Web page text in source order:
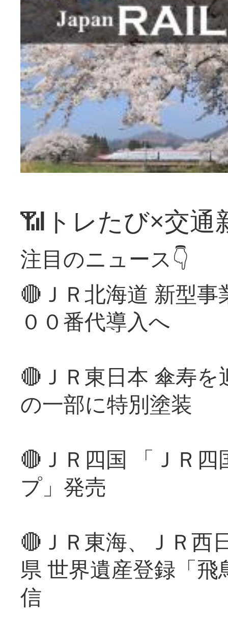
📶トレたび×交通
注目のニュース👇
🔴ＪＲ北海道 新型
００番代導入へ
🔴ＪＲ東日本 傘寿
の一部に特別塗装
🔴ＪＲ四国 「ＪＲ
プ」発売
🔴ＪＲ東海、ＪＲ西
県 世界遺産登録「
信